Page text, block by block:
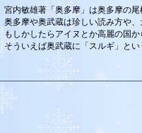
宮内敏雄著「奥多摩」は奥多摩の
奥多摩や奥武蔵は珍しい読み方や
もしかしたらアイヌとか高麗の国
そういえば奥武蔵に「スルギ」とい